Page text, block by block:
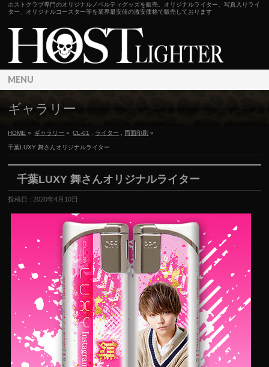
ホストクラブ専門のオリジナルノベルティグッズを販売。オリジナルライター、写真入りライ
ター、オリジナルコースター等を業界最安値の激安価格で販売しております
MENU
ギャラリー
HOME » ギャラリー » CL-01 ライター ,両面印刷 »
千葉LUXY 舞さんオリジナルライター
千葉LUXY 舞さんオリジナルライター
投稿日 : 2020年4月10日